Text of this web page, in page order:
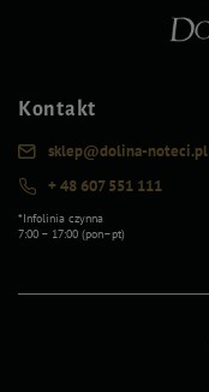
Kontakt
sklep@dolina-noteci.pl
+ 48 607 551 111
*Infolinia czynna
7:00 – 17:00 (pon–pt)